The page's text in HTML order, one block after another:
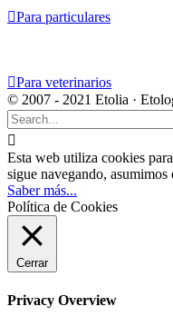
Para particulares
Para veterinarios
© 2007 - 2021 Etolia ·

Esta web utiliza cookies
sigue navegando, asumimos
Saber más...
Política de Cookies
Cerrar
Privacy Overview